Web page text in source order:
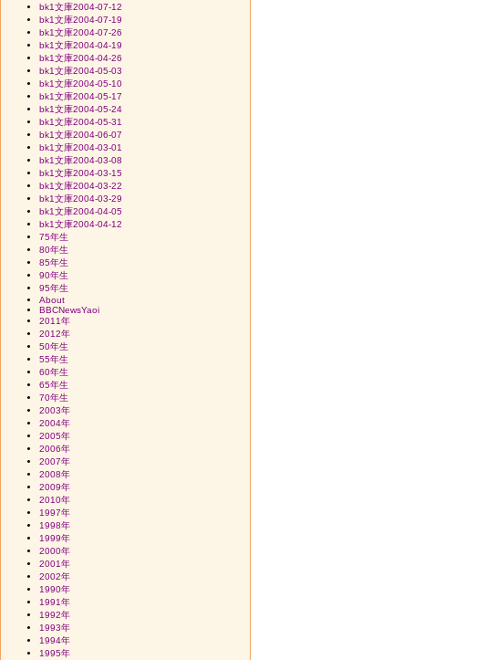
bk1文庫2004-07-12
bk1文庫2004-07-19
bk1文庫2004-07-26
bk1文庫2004-04-19
bk1文庫2004-04-26
bk1文庫2004-05-03
bk1文庫2004-05-10
bk1文庫2004-05-17
bk1文庫2004-05-24
bk1文庫2004-05-31
bk1文庫2004-06-07
bk1文庫2004-03-01
bk1文庫2004-03-08
bk1文庫2004-03-15
bk1文庫2004-03-22
bk1文庫2004-03-29
bk1文庫2004-04-05
bk1文庫2004-04-12
75年生
80年生
85年生
90年生
95年生
About
BBCNewsYaoi
2011年
2012年
50年生
55年生
60年生
65年生
70年生
2003年
2004年
2005年
2006年
2007年
2008年
2009年
2010年
1997年
1998年
1999年
2000年
2001年
2002年
1990年
1991年
1992年
1993年
1994年
1995年